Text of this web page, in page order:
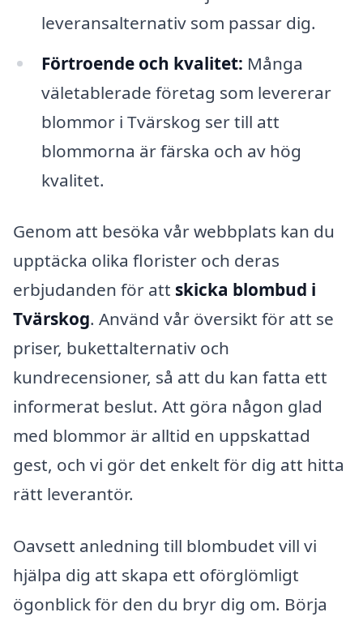
leveransalternativ som passar dig.
Förtroende och kvalitet: Många
väletablerade företag som levererar
blommor i Tvärskog ser till att
blommorna är färska och av hög
kvalitet.
Genom att besöka vår webbplats kan du
upptäcka olika florister och deras
erbjudanden för att skicka blombud i
Tvärskog. Använd vår översikt för att se
priser, bukettalternativ och
kundrecensioner, så att du kan fatta ett
informerat beslut. Att göra någon glad
med blommor är alltid en uppskattad
gest, och vi gör det enkelt för dig att hitta
rätt leverantör.
Oavsett anledning till blombudet vill vi
hjälpa dig att skapa ett oförglömligt
ögonblick för den du bryr dig om. Börja